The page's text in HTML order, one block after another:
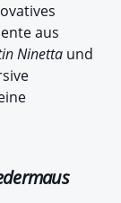
aus
Ninetta und